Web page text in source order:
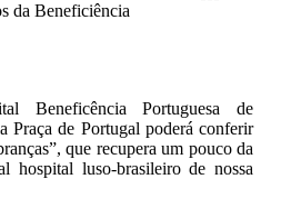
da Beneficiência
Beneficência Portuguesa de
Praça de Portugal poderá conferir
que recupera um pouco da
hospital luso-brasileiro de nossa